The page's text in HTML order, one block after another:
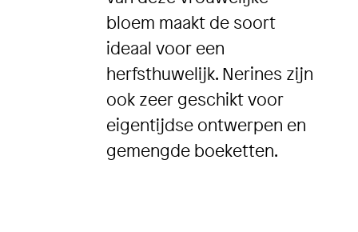
bloem maakt de soort
ideaal voor een
herfsthuwelijk. Nerines zijn
ook zeer geschikt voor
eigentijdse ontwerpen en
gemengde boeketten.